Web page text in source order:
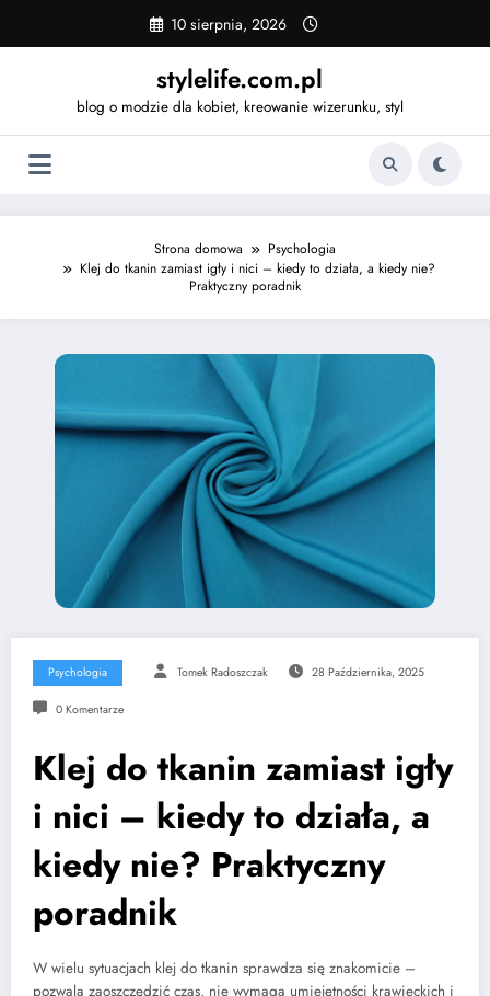
content
10 sierpnia, 2026
stylelife.com.pl
blog o modzie dla kobiet, kreowanie wizerunku, styl
Strona domowa
Psychologia
Klej do tkanin zamiast igły i nici – kiedy to działa, a kiedy nie?
Praktyczny poradnik
Psychologia Tomek Radoszczak 28 Października, 2025
0 Komentarze
Klej do tkanin zamiast igły
i nici – kiedy to działa, a
kiedy nie? Praktyczny
poradnik
W wielu sytuacjach klej do tkanin sprawdza się znakomicie –
pozwala zaoszczędzić czas, nie wymaga umiejętności krawieckich i